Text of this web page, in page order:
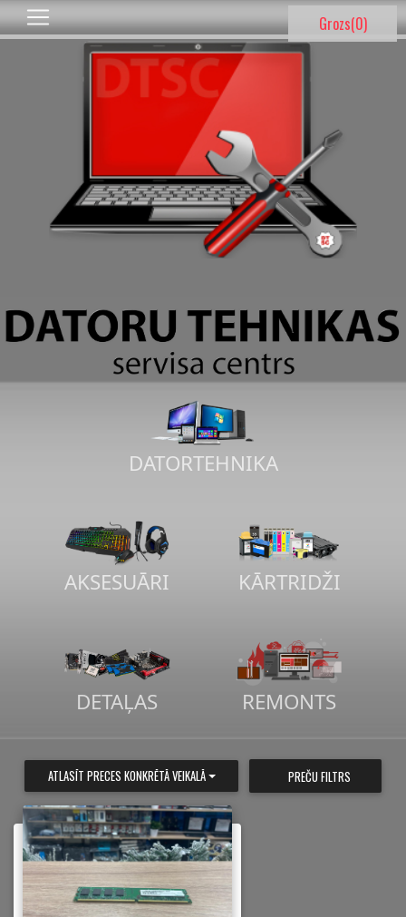
Grozs(0)
DATORTEHNIKA
AKSESUĀRI KĀRTRIDŽI
DETAĻAS REMONTS
ATLASĪT PRECES KONKRĒTĀ VEIKALĀ PREČU FILTRS